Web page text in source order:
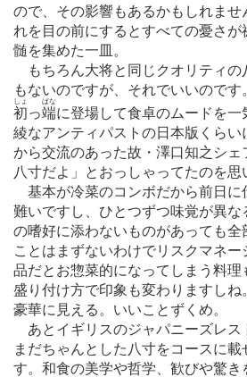
ので、その影響もあるかもしれませ
れを目の前にするとすべての憂さ
髄を集めた一皿。
もちろん大将と同じクオリティの
もないのですが、それでいいので
初
しょ
っ端
ぱな
に登場して食卓のムードを一
綾なアンティパストの日本版くら
から交流のあった故・澤口知之シェ
八寸だよ」とおっしゃってたのを思
基本が冷菜のコンボだから前日に
難いですし、ひとつずつ味覚が異な
の嗜好に添わないものがあっても全
ことはまずないわけでリスクマネ
品だとお惣菜的になってしまう料
盛り付け方で印象も変わりますし
豪華に見える。いいことずくめ。
あとイギリスのジャパニーズレス
まだちゃんとした八寸をコースに
す。和食の美学や哲学、歓びや驚き